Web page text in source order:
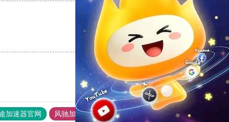
支持[0] 反对[0]
加速器官网 风驰加速器 旋风加速器